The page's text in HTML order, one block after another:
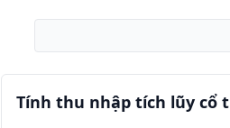
Tính thu nhập tích lũy cổ